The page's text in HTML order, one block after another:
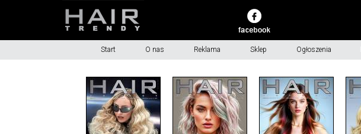
Start O nas Reklama Sklep Ogłoszenia